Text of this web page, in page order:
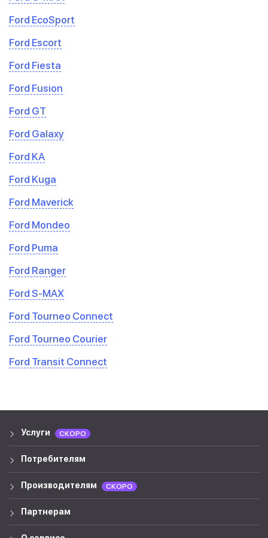
Ford EcoSport
Ford Escort
Ford Fiesta
Ford Fusion
Ford GT
Ford Galaxy
Ford KA
Ford Kuga
Ford Maverick
Ford Mondeo
Ford Puma
Ford Ranger
Ford S-MAX
Ford Tourneo Connect
Ford Tourneo Courier
Ford Transit Connect
Услуги СКОРО
Потребителям
Производителям СКОРО
Партнерам